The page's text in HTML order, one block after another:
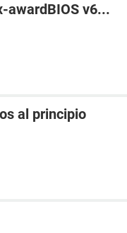
awardBIOS v6...
al principio